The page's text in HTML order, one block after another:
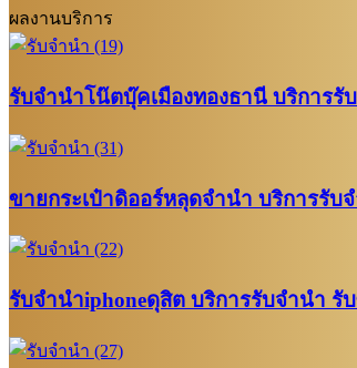
ผลงานบริการ
รับจำนำโน๊ตบุ๊คเมืองทองธานี บริการ
ขายกระเป๋าดิออร์หลุดจำนำ บริการรั
รับจำนำiphoneดุสิต บริการรับจำนำ